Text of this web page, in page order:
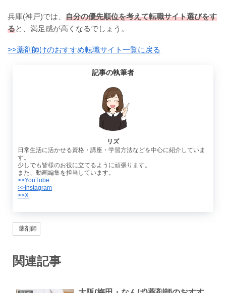
兵庫(神戸)では、 自分の優先順位を考えて転職サイト選びをす
ると、満足感が高くなるでしょう。
>>薬剤師けのおすすめ転職サイト一覧に戻る
記事の執筆者
リズ
日常生活に活かせる資格・講座・学習方法などを中心に紹介していま
す。
少しでも皆様のお役に立てるように頑張ります。
また、動画編集を担当しています。
>>YouTube
>>Instagram
>>X
薬剤師
関連記事